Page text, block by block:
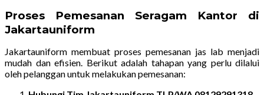
Proses Pemesanan Seragam Kantor di
Jakartauniform
Jakartauniform membuat proses pemesanan jas lab menjadi
mudah dan efisien. Berikut adalah tahapan yang perlu dilalui
oleh pelanggan untuk melakukan pemesanan: